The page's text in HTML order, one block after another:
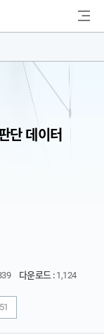
색
단 데이터
다운로드 :1,124
51